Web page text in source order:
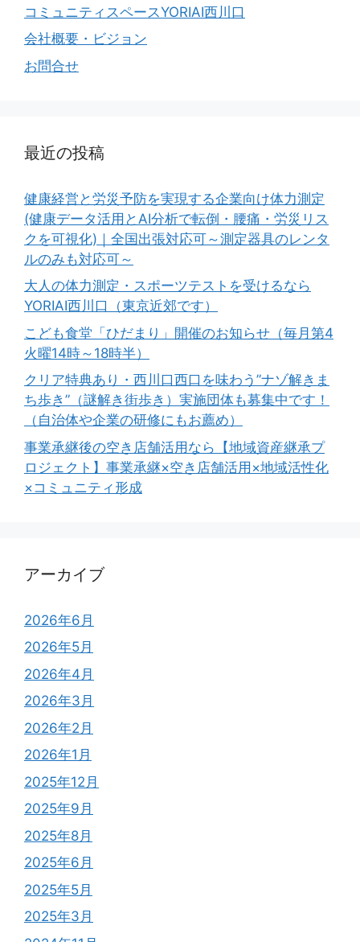
コミュニティスペースYORIAI西川口
会社概要・ビジョン
お問合せ
最近の投稿
健康経営と労災予防を実現する企業向け体力測定
(健康データ活用とAI分析で転倒・腰痛・労災リス
クを可視化)｜全国出張対応可～測定器具のレンタ
ルのみも対応可～
大人の体力測定・スポーツテストを受けるなら
YORIAI西川口（東京近郊です）
こども食堂「ひだまり」開催のお知らせ（毎月第4
火曜14時～18時半）
クリア特典あり・西川口西口を味わう”ナゾ解きま
ち歩き”（謎解き街歩き）実施団体も募集中です！
（自治体や企業の研修にもお薦め）
事業承継後の空き店舗活用なら【地域資産継承プ
ロジェクト】事業承継×空き店舗活用×地域活性化
×コミュニティ形成
アーカイブ
2026年6月
2026年5月
2026年4月
2026年3月
2026年2月
2026年1月
2025年12月
2025年9月
2025年8月
2025年6月
2025年5月
2025年3月